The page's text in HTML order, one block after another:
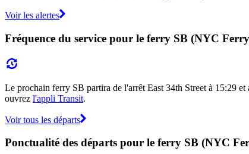
Voir les alertes
Fréquence du service pour le ferry SB (NYC
Le prochain ferry SB partira de l'arrêt East 34th Street à 15:29
ouvrez l'appli Transit.
Voir tous les départs
Ponctualité des départs pour le ferry SB (NYC